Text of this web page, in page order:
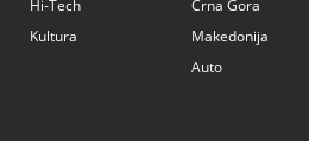
Hi-Tech
Kultura
Crna Gora
Makedonija
Auto